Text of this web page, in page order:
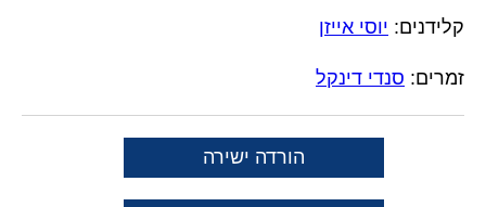
קלידנים: יוסי אייזן
זמרים: סנדי דינקל
הורדה ישירה